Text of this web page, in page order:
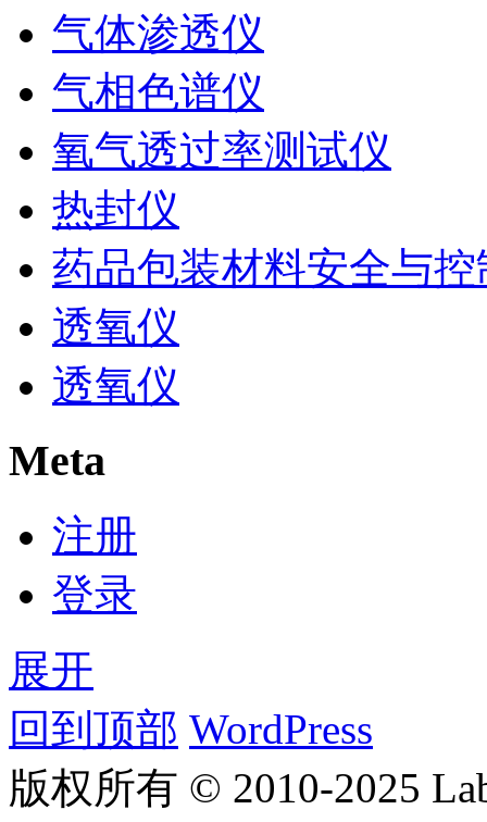
气体渗透仪
气相色谱仪
氧气透过率测试仪
热封仪
药品包装材料安全与
透氧仪
透氧仪
Meta
注册
登录
展开
回到顶部 WordPress
版权所有 © 2010-2025